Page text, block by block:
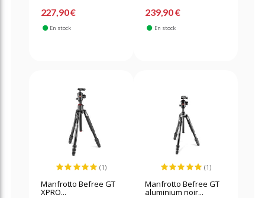
227,90 €
En stock
239,90 €
En stock
(1)
Manfrotto Befree GT
XPRO...
(1)
Manfrotto Befree GT
aluminium noir...